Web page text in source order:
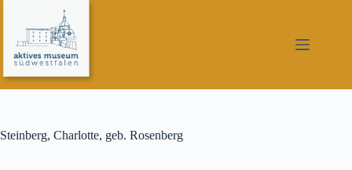
springen
Steinberg, Charlotte, geb. Rosenberg